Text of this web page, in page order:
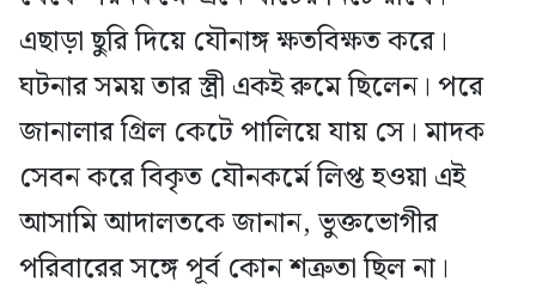
এছাড়া ছুরি দিয়ে যৌনাঙ্গ ক্ষতবিক্ষত করে।
ঘটনার সময় তার স্ত্রী একই রুমে ছিলেন। পরে
জানালার গ্রিল কেটে পালিয়ে যায় সে। মাদক
সেবন করে বিকৃত যৌনকর্মে লিপ্ত হওয়া এই
আসামি আদালতকে জানান, ভুক্তভোগীর
পরিবারের সঙ্গে পূর্ব কোন শত্রুতা ছিল না।